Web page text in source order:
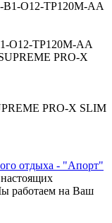
O12-TP120M-AA
PRO-X SLIM
работаем на Ваш